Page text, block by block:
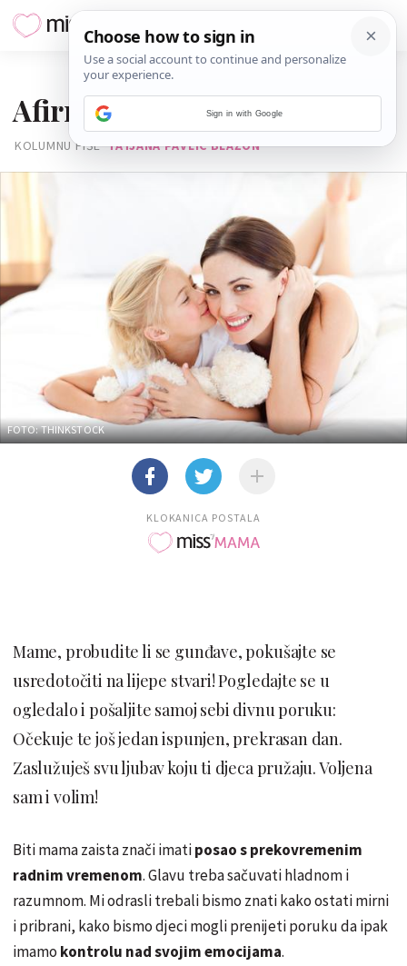
Afirmacije za supermame
KOLUMNU PIŠE TATJANA PAVLIC BLAŽON
FOTO: THINKSTOCK
KLOKANICA POSTALA
Mame, probudite li se gunđave, pokušajte se
usredotočiti na lijepe stvari! Pogledajte se u
ogledalo i pošaljite samoj sebi divnu poruku:
Očekuje te još jedan ispunjen, prekrasan dan.
Zaslužuješ svu ljubav koju ti djeca pružaju. Voljena
sam i volim!
Biti mama zaista znači imatiposao s prekovremenim
radnim vremenom. Glavu treba sačuvati hladnom i
razumnom. Mi odrasli trebali bismo znati kako ostati mirni
i pribrani, kako bismo djeci mogli prenijeti poruku da ipak
imamo kontrolu nad svojim emocijama.
Sign in with Google